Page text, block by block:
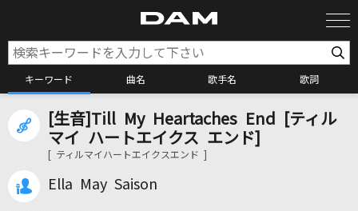
キーワード 曲名 歌手名 歌詞
カラオケ検索
カラオケ店舗検索
[生音]Till My Heartaches End [ティル
マイ ハートエイクス エンド]
[ ティルマイハートエイクスエンド ]
Ella May Saison